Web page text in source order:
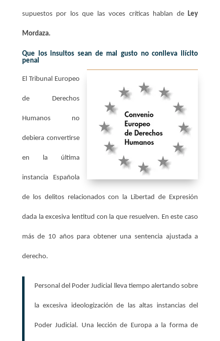
supuestos por los que las voces críticas hablan deLey
Mordaza.
Que los insultos sean de mal gusto no conlleva ilícito
penal
El Tribunal Europeo
de Derechos
Humanos no
debiera convertirse
en la última
instancia Española
de los delitos relacionados con la Libertad de Expresión
dada la excesiva lentitud con la que resuelven. En este caso
más de 10 años para obtener una sentencia ajustada a
derecho.
Personal del Poder Judicial lleva tiempo alertando sobre
la excesiva ideologización de las altas instancias del
Poder Judicial. Una lección de Europa a la forma de